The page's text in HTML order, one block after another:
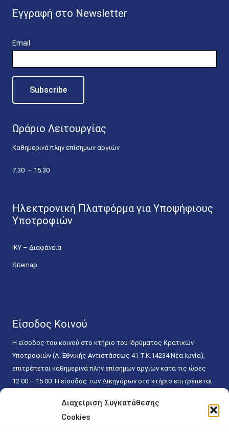
Διαχείριση Συγκατάθεσης
Cookies
Εγγραφή στο Newsletter
Email
Ωράριο Λειτουργίας
Καθημερινά πλην επίσημων αργιών
7.30 – 15.30
Ηλεκτρονική Πλατφόρμα για Υποψήφιους
Υποτροφιών
ΙΚΥ – Διαφάνεια
Sitemap
Είσοδος Κοινού
Η είσοδος του κοινού στο κτήριο του Ιδρύματος Κρατικών
Υποτροφιών (Λ. Εθνικής Αντιστάσεως 41 T.K.14234 Νέα Ιωνία),
επιτρέπεται καθημερινά πλην επίσημων αργιών κατά τις ώρες
12.00 – 15.00. Η είσοδος των Δικηγόρων στο κτήριο επιτρέπεται
κάθε εργάσιμη ημέρα και ώρα χωρίς κανέναν χρονικό ή άλλο
περιορισμό. Η είσοδος του κοινού ειδικά στο γραφείο του